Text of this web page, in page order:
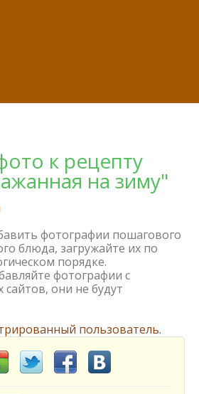
к рецепту
на зиму"
фотографии пошагового
блюда, загружайте их по
порядке.
фотографии с
сайтов, они не будут
пользователь.